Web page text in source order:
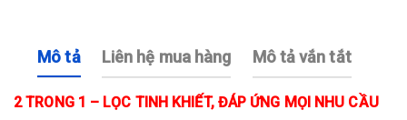
Mô tả Liên hệ mua hàng Mô tả vắn tắt
2 TRONG 1 – LỌC TINH KHIẾT, ĐÁP ỨNG MỌI NHU CẦU